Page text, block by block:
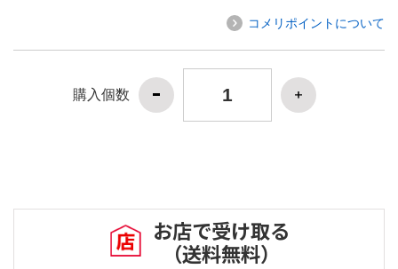
コメリポイントについて
購入個数
お店で受け取る
（送料無料）